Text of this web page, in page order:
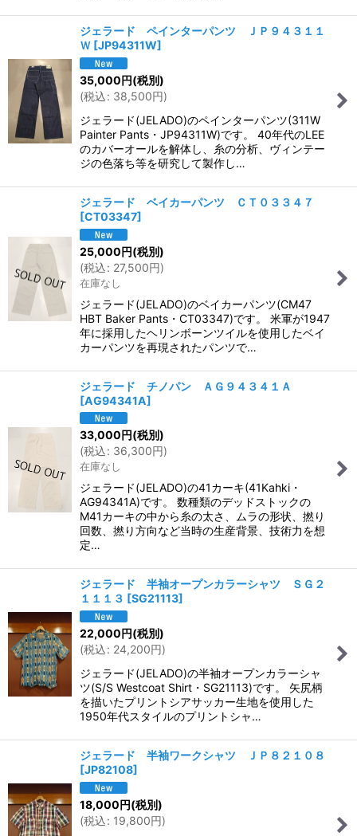
ジェラード ペインターパンツ ＪＰ９４３１１
Ｗ [JP94311W]
35,000円(税別)
(税込: 38,500円)
ジェラード(JELADO)のペインターパンツ(311W
Painter Pants・JP94311W)です。 40年代のLEE
のカバーオールを解体し、糸の分析、ヴィンテー
ジの色落ち等を研究して製作し…
ジェラード ベイカーパンツ ＣＴ０３３４７
[CT03347]
25,000円(税別)
(税込: 27,500円)
在庫なし
ジェラード(JELADO)のベイカーパンツ(CM47
HBT Baker Pants・CT03347)です。 米軍が1947
年に採用したヘリンボーンツイルを使用したベイ
カーパンツを再現されたパンツで…
ジェラード チノパン ＡＧ９４３４１Ａ
[AG94341A]
33,000円(税別)
(税込: 36,300円)
在庫なし
ジェラード(JELADO)の41カーキ(41Kahki・
AG94341A)です。 数種類のデッドストックの
M41カーキの中から糸の太さ、ムラの形状、撚り
回数、撚り方向など当時の生産背景、技術力を想
定…
ジェラード 半袖オープンカラーシャツ ＳＧ２
１１１３ [SG21113]
22,000円(税別)
(税込: 24,200円)
ジェラード(JELADO)の半袖オープンカラーシャ
ツ(S/S Westcoat Shirt・SG21113)です。 矢尻柄
を描いたプリントシアサッカー生地を使用した
1950年代スタイルのプリントシャ…
ジェラード 半袖ワークシャツ ＪＰ８２１０８
[JP82108]
18,000円(税別)
(税込: 19,800円)